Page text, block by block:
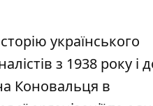
українського
з 1938 року і
Коновальця в